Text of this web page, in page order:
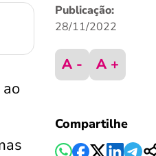
Publicação:
28/11/2022
A - A +
Compartilhe